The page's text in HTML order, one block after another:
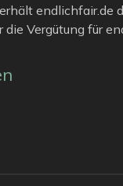
endlichfair.de
die Vergütung für